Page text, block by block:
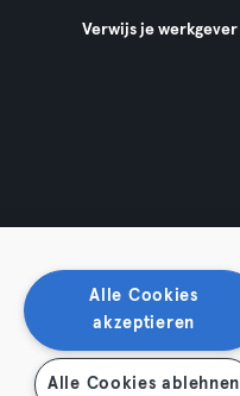
Verwijs je werkgever
Alle Cookies
akzeptieren
Alle Cookies ablehnen